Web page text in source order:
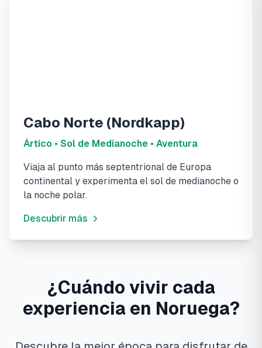
Cabo Norte (Nordkapp)
Ártico • Sol de Medianoche • Aventura
Viaja al punto más septentrional de Europa
continental y experimenta el sol de medianoche o
la noche polar.
Descubrir más
¿Cuándo vivir cada
experiencia en Noruega?